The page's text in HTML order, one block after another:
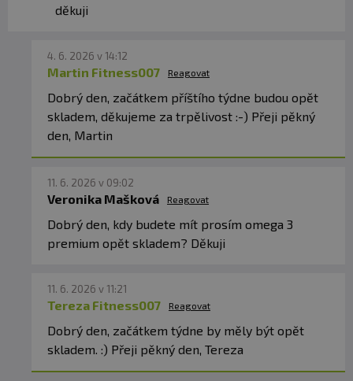
KOĽKO KAPSÚL DENNE UŽÍVAŤ?
rozdelené do dvoch dávok.
Vďaka kvalitnej surovine, nízkej oxidácii a šetrnej
výrobe je rybia príchuť výrazne obmedzená.
Áno. Omega-3 mastné kyseliny sú vhodné na
každodennú dlhodobú suplementáciu.
✅ 1000mg rybieho oleja v kapsule
✅ 330 mg EPA a 220 mg DHA
✅ Vysoko vstrebateľná forma rTG
✅ Laboratórne overená nízka oxidácia oleja
✅ S prírodným vitamínom E
děkuji
4. 6. 2026 v 14:12
Martin Fitness007 Reagovat
Dobrý den, začátkem příštího týdne budou opět
skladem, děkujeme za trpělivost :-) Přeji pěkný
den, Martin
11. 6. 2026 v 09:02
Veronika Mašková Reagovat
Dobrý den, kdy budete mít prosím omega 3
premium opět skladem? Děkuji
11. 6. 2026 v 11:21
Tereza Fitness007 Reagovat
Dobrý den, začátkem týdne by měly být opět
skladem. :) Přeji pěkný den, Tereza